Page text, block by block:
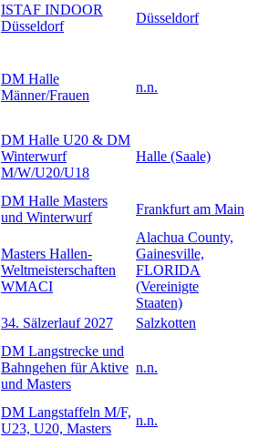
ISTAF INDOOR
Düsseldorf
Düsseldorf
DM Halle
Männer/Frauen
n.n.
DM Halle U20 & DM
Winterwurf
M/W/U20/U18
Halle (Saale)
DM Halle Masters
und Winterwurf
Frankfurt am Main
Masters Hallen-
Weltmeisterschaften
WMACI
Alachua County,
Gainesville,
FLORIDA
(Vereinigte
Staaten)
34. Sälzerlauf 2027 Salzkotten
DM Langstrecke und
Bahngehen für Aktive
und Masters
n.n.
DM Langstaffeln M/F,
U23, U20, Masters
n.n.